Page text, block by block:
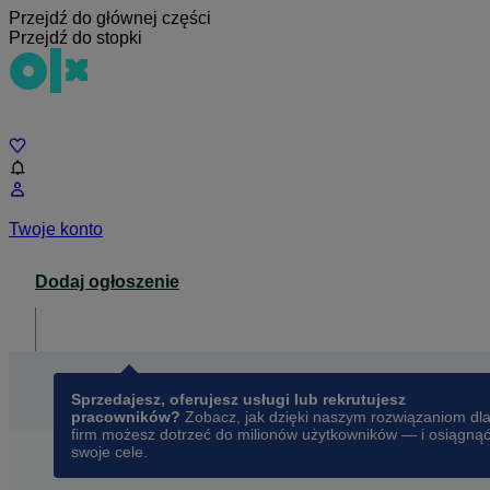
Przejdź do głównej części
Przejdź do stopki
Twoje konto
Dodaj ogłoszenie
Sprzedajesz, oferujesz usługi lub rekrutujesz
pracowników? Zobacz, jak dzięki naszym rozwiązaniom dla
firm możesz dotrzeć do milionów użytkowników — i osiągnąć
swoje cele.